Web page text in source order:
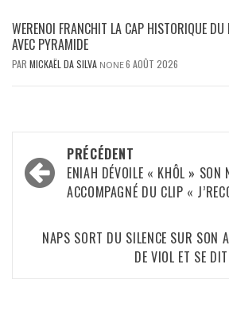
WERENOI FRANCHIT LA CAP HISTORIQUE
AVEC PYRAMIDE
PAR MICKAËL DA SILVA NONE6 AOÛT 2026
Navigation
d’article
PRÉCÉDENT
ENIAH DÉVOILE « KHÔL » SON
ACCOMPAGNÉ DU CLIP «
NAPS SORT DU SILENCE SUR SON
DE VIOL ET SE